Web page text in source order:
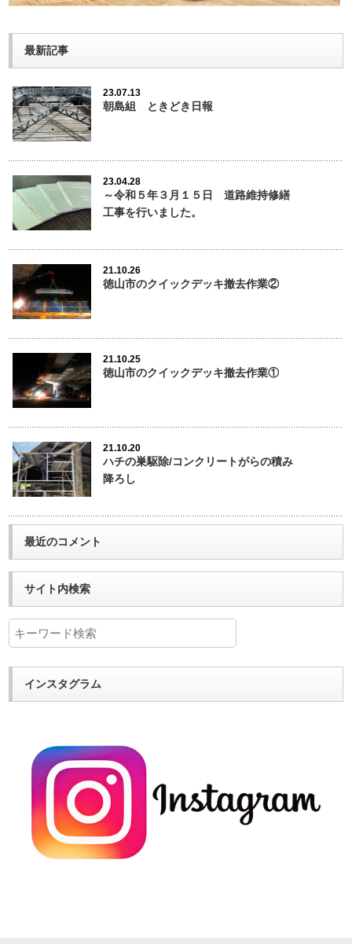
最新記事
23.07.13
朝島組 ときどき日報
23.04.28
～令和５年３月１５日 道路維持修繕
工事を行いました。
21.10.26
徳山市のクイックデッキ撤去作業②
21.10.25
徳山市のクイックデッキ撤去作業①
21.10.20
ハチの巣駆除/コンクリートがらの積み
降ろし
最近のコメント
サイト内検索
インスタグラム